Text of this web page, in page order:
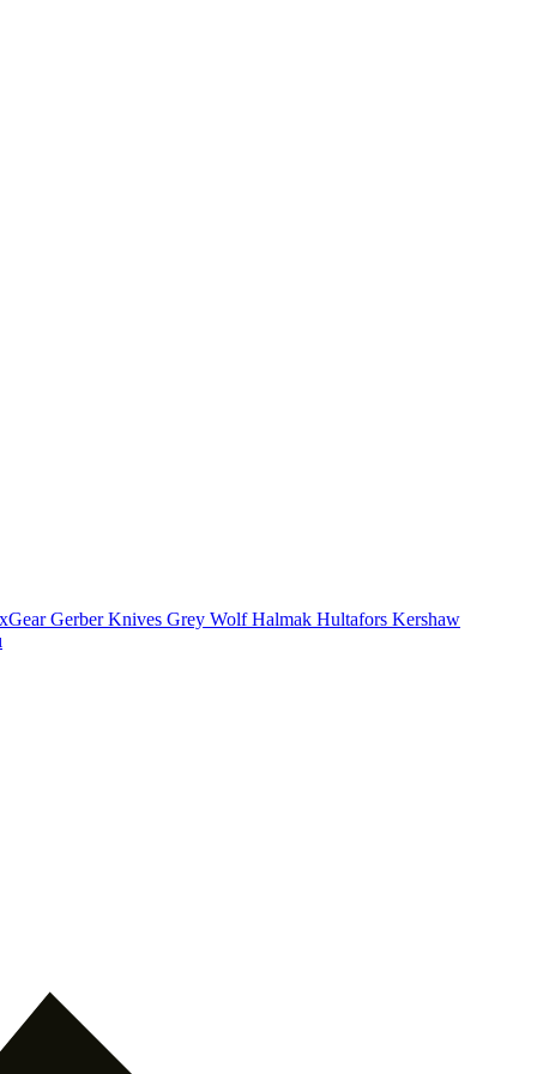
Gerber Knives Grey WolfHalmak Hultafors Kershaw